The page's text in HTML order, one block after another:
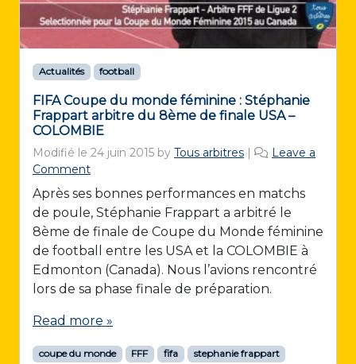
Actualités football
FIFA Coupe du monde féminine : Stéphanie
Frappart arbitre du 8ème de finale USA –
COLOMBIE
Modifié le 24 juin 2015 by Tous arbitres
Leave a
Comment
Après ses bonnes performances en matchs
de poule, Stéphanie Frappart a arbitré le
8ème de finale de Coupe du Monde féminine
de football entre les USA et la COLOMBIE à
Edmonton (Canada). Nous l’avions rencontré
lors de sa phase finale de préparation.
Read more »
coupe du monde FFF fifa stephanie frappart